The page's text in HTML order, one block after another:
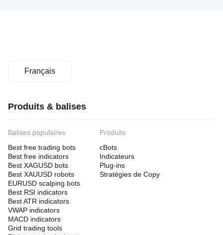
Français
Produits & balises
Balises populaires
Best free trading bots
Best free indicators
Best XAGUSD bots
Best XAUUSD robots
EURUSD scalping bots
Best RSI indicators
Best ATR indicators
VWAP indicators
MACD indicators
Grid trading tools
Produits
cBots
Indicateurs
Plug-ins
Stratégies de Copy